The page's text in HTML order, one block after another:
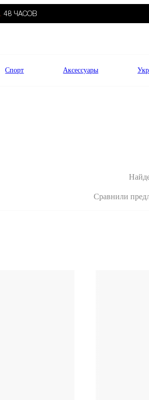
48 ЧАСОВ
Спорт Аксессуары
Сравнили